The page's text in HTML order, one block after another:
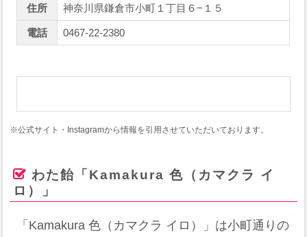
住所 神奈川県鎌倉市小町１丁目６−１５
電話 0467-22-2380
※公式サイト・Instagramから情報を引用させていただいております。
わた飴「Kamakura 色（カマクラ イ
ロ）」
「Kamakura 色（カマクラ イロ）」は小町通りの